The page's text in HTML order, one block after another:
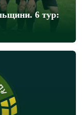
6 тур: